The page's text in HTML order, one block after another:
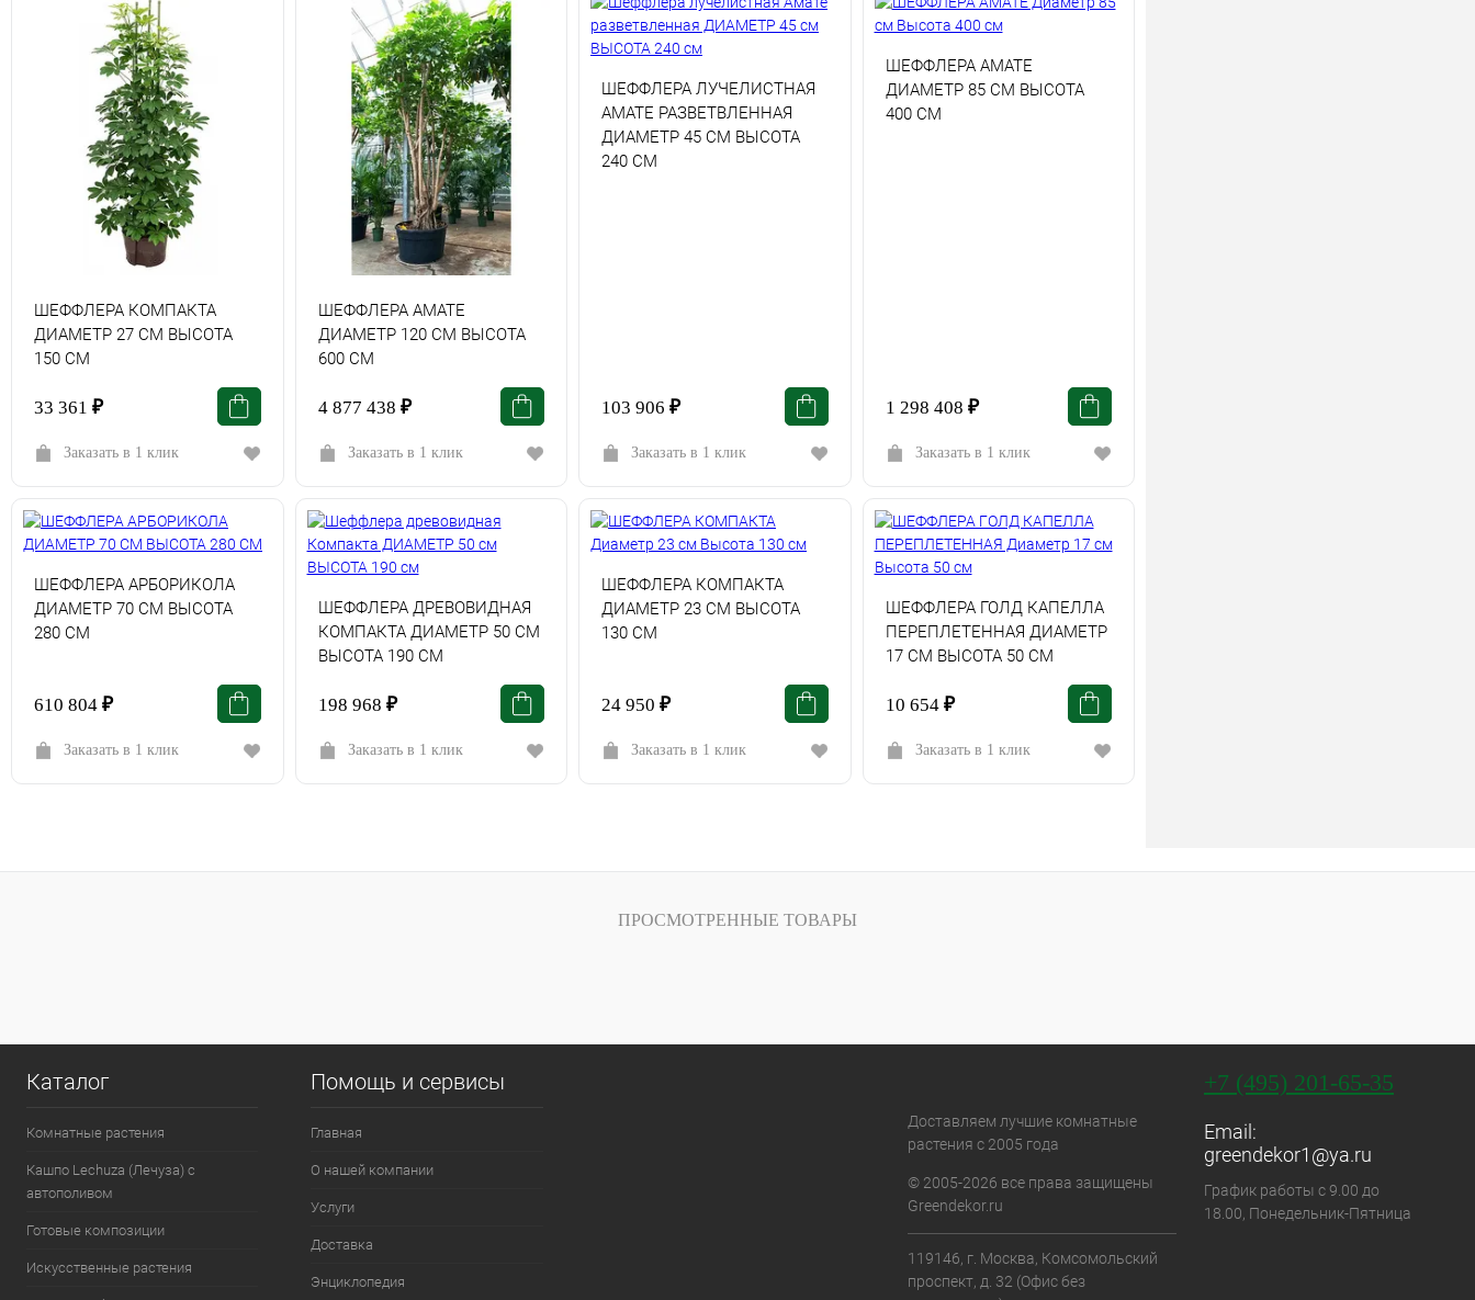
ШЕФФЛЕРА КОМПАКТА
ДИАМЕТР 27 СМ ВЫСОТА
150 СМ
33 361 ₽
Заказать в 1 клик
ШЕФФЛЕРА АМАТЕ
ДИАМЕТР 120 СМ ВЫСОТА
600 СМ
4 877 438 ₽
Заказать в 1 клик
ШЕФФЛЕРА ЛУЧЕЛИСТНАЯ
АМАТЕ РАЗВЕТВЛЕННАЯ
ДИАМЕТР 45 СМ ВЫСОТА
240 СМ
103 906 ₽
Заказать в 1 клик
ШЕФФЛЕРА АМАТЕ
ДИАМЕТР 85 СМ ВЫСОТА
400 СМ
1 298 408 ₽
Заказать в 1 клик
ШЕФФЛЕРА АРБОРИКОЛА
ДИАМЕТР 70 СМ ВЫСОТА
280 СМ
610 804 ₽
Заказать в 1 клик
ШЕФФЛЕРА ДРЕВОВИДНАЯ
КОМПАКТА ДИАМЕТР 50 СМ
ВЫСОТА 190 СМ
198 968 ₽
Заказать в 1 клик
ШЕФФЛЕРА КОМПАКТА
ДИАМЕТР 23 СМ ВЫСОТА
130 СМ
24 950 ₽
Заказать в 1 клик
ШЕФФЛЕРА ГОЛД КАПЕЛЛА
ПЕРЕПЛЕТЕННАЯ ДИАМЕТР
17 СМ ВЫСОТА 50 СМ
10 654 ₽
Заказать в 1 клик
ПРОСМОТРЕННЫЕ ТОВАРЫ
Каталог
Комнатные растения
Кашпо Lechuza (Лечуза) с
автополивом
Готовые композиции
Искусственные растения
Помощь и сервисы
Главная
О нашей компании
Услуги
Доставка
Энциклопедия
Доставляем лучшие комнатные
растения с 2005 года
© 2005-2026 все права защищены
Greendekor.ru
119146, г. Москва, Комсомольский
проспект, д. 32 (Офис без
+7 (495) 201-65-35
Email:
greendekor1@ya.ru
График работы с 9.00 до
18.00, Понедельник-Пятница